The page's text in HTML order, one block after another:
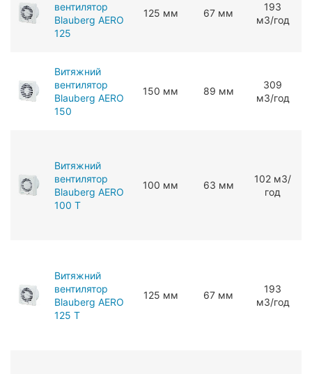
вентилятор
Blauberg AERO
125
125 мм 67 мм
193
мЗ/год
Витяжний
вентилятор
Blauberg AERO
150
150 мм 89 мм
309
мЗ/год
Витяжний
вентилятор
Blauberg AERO
100 T
100 мм 63 мм
102 мЗ/
год
Витяжний
вентилятор
Blauberg AERO
125 T
125 мм 67 мм
193
мЗ/год